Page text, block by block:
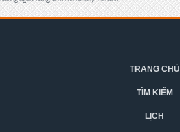
TRANG CHỦ
TÌM KIẾM
LỊCH